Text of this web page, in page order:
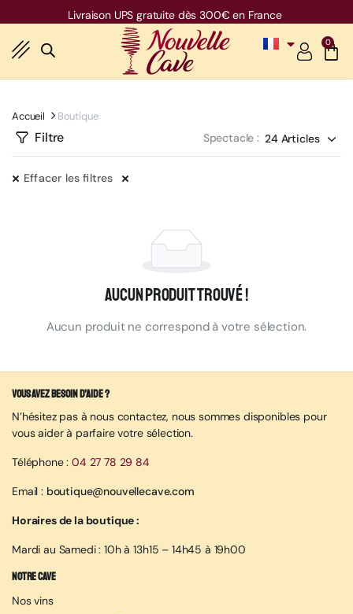
Livraison UPS gratuite dès 300€ en France
0
Accueil Boutique
Filtre Spectacle :
Effacer les filtres
Aucun produit trouvé !
Aucun produit ne correspond à votre sélection.
Vous avez besoin d’aide ?
N’hésitez pas à nous contactez, nous sommes disponibles pour
vous aider à parfaire votre sélection.
Téléphone :04 27 78 29 84
Email : boutique@nouvellecave.com
Horaires de la boutique :
Mardi au Samedi : 10h à 13h15 – 14h45 à 19h00
Notre cave
Nos vins